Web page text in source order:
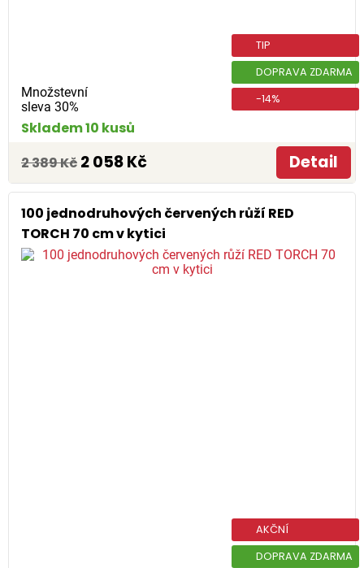
Množstevní
sleva 30%
TIP
DOPRAVA ZDARMA
-14%
Skladem 10 kusů
2 389 Kč 2 058 Kč Detail
100 jednodruhových červených růží RED
TORCH 70 cm v kytici
AKČNÍ
DOPRAVA ZDARMA